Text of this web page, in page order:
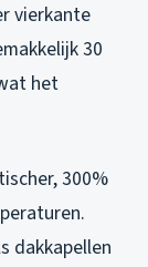
vierkante
30
het
300%
dakkapellen